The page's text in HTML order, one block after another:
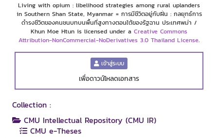
Living with opium : libelihood strategies among rural uplanders
in Southern Shan State, Myanmar = การมีชีวิตอยู่กับฝิ่น : กลยุทธ์การ
ดำรงชีวิตของคนชนบทบนพื้นที่สูงทางตอนใต้ของรัฐฉาน ประเทศพม่า /
Khun Moe Htun is licensed under a Creative Commons
Attribution-NonCommercial-NoDerivatives 3.0 Thailand License.
เข้าสู่ระบบ
เพื่อดาวน์โหลดเอกสาร
Collection :
CMU Intellectual Repository (CMU IR)
CMU e-Theses